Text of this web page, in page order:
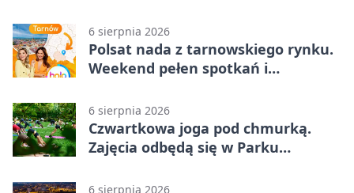
6 sierpnia 2026
Polsat nada z tarnowskiego rynku.
Weekend pełen spotkań i
6 sierpnia 2026
Czwartkowa joga pod chmurką.
Zajęcia odbędą się w Parku
6 sierpnia 2026